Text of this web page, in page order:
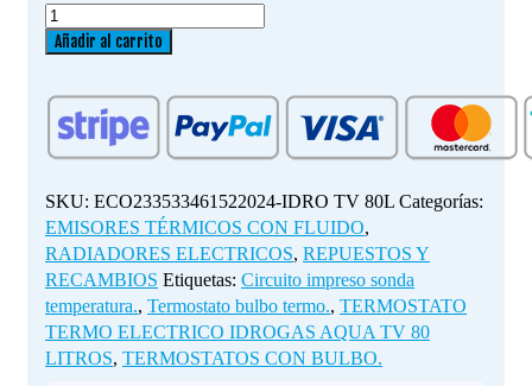
TERMOSTATO
TERMO
IDROGAS
AQUA
TV
LITROS
cantidad
Añadir al carrito
SKU: ECO233533461522024-IDRO TV 80L Categorías:
EMISORES TÉRMICOS CON FLUIDO,
RADIADORES ELECTRICOS, REPUESTOS Y
RECAMBIOS Etiquetas: Circuito impreso sonda
temperatura., Termostato bulbo termo., TERMOSTATO
TERMO ELECTRICO IDROGAS AQUA TV 80
LITROS, TERMOSTATOS CON BULBO.